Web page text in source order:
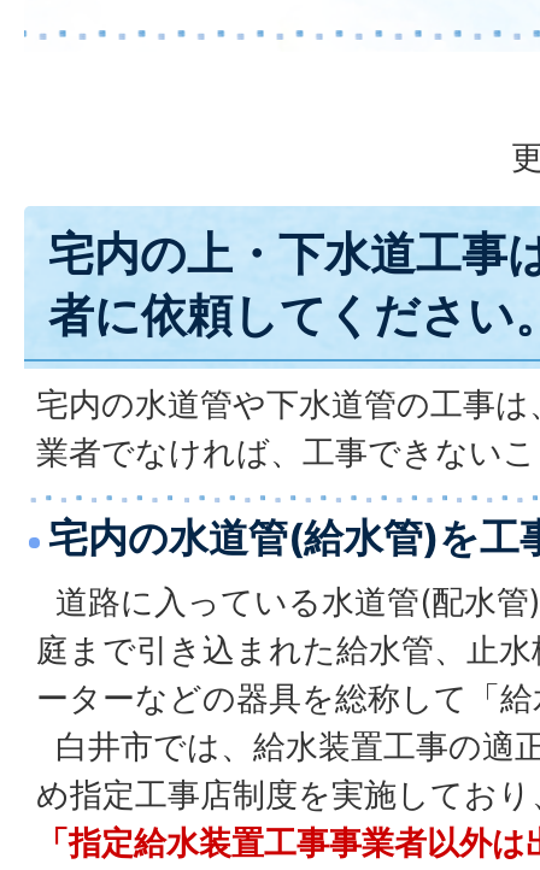
宅内の上・下水道工事
者に依頼してください
宅内の水道管や下水道管の工事
業者でなければ、工事できない
宅内の水道管(給水管)を工
道路に入っている水道管(配水
庭まで引き込まれた給水管、止
ーターなどの器具を総称して「
白井市では、給水装置工事の適
め指定工事店制度を実施してお
「指定給水装置工事事業者以外